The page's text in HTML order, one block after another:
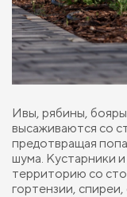
Ивы, рябины,
высаживаются со
предотвращая
шума. Кустарники
территорию со
гортензии,